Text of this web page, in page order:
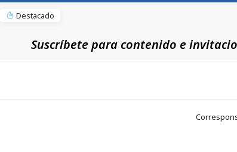
Destacado
Suscríbete para contenido e